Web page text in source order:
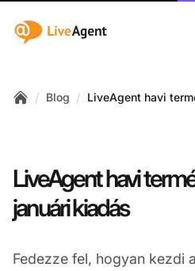
:site.title
/ Blog / LiveAgent havi
LiveAgent havi
januári kiadás
Fedezze fel, hogyan kezdi a